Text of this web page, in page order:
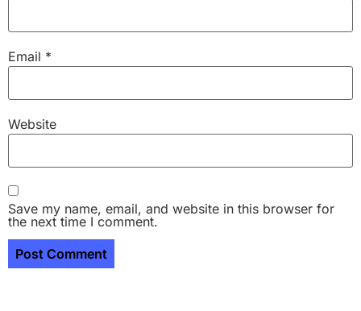
Email *
Website
Save my name, email, and website in this browser for
the next time I comment.